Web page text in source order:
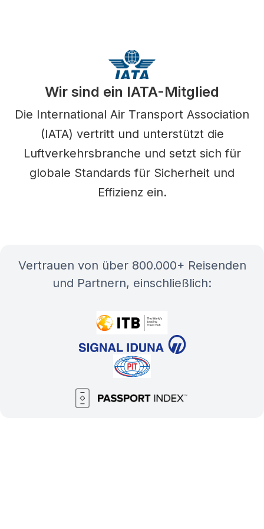
Wir sind ein IATA-Mitglied
Die International Air Transport Association
(IATA) vertritt und unterstützt die
Luftverkehrsbranche und setzt sich für
globale Standards für Sicherheit und
Effizienz ein.
Vertrauen von über 800.000+ Reisenden
und Partnern, einschließlich: